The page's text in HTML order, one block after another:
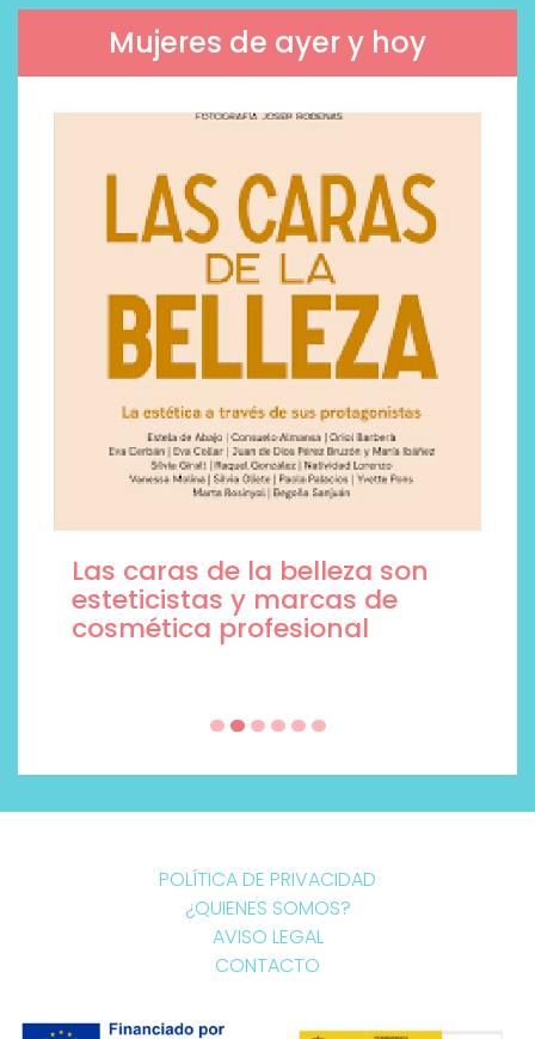
Mujeres de ayer y hoy
Las caras de la belleza son
esteticistas y marcas de
cosmética profesional
POLÍTICA DE PRIVACIDAD
¿QUIENES SOMOS?
AVISO LEGAL
CONTACTO